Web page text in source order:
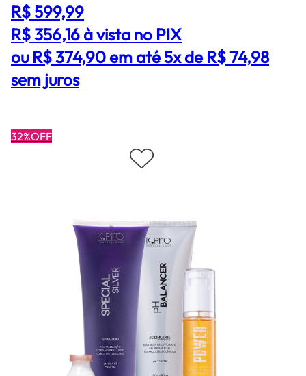
R$ 599,99
R$ 356,16à vista no PIX
ou R$ 374,90 em até 5x de R$ 74,98
sem juros
32%OFF